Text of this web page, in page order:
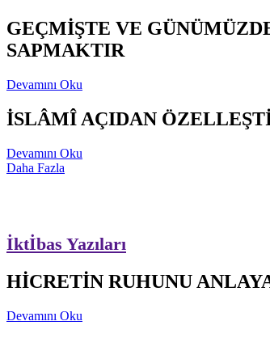
GEÇMİŞTE VE
SAPMAKTIR
Devamını Oku
İSLÂMÎ AÇIDAN
Devamını Oku
Daha Fazla
İktİbas Yazıları
HİCRETİN RUHUNU
Devamını Oku